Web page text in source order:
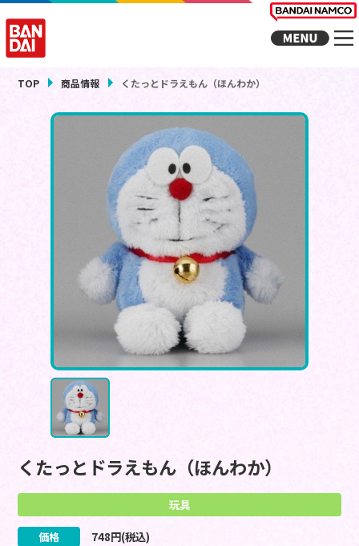
TOP 商品情報 くたっとドラえもん（ほんわか）
くたっとドラえもん（ほんわか）
玩具
価格 748円(税込)